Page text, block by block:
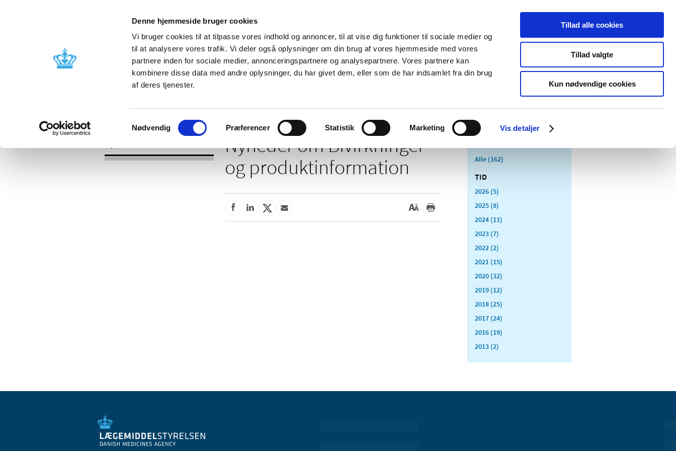
Denne hjemmeside bruger cookies
Vi bruger cookies til at tilpasse vores indhold og annoncer, til at vise dig funktioner til sociale medier og
til at analysere vores trafik. Vi deler også oplysninger om din brug af vores hjemmeside med vores
partnere inden for sociale medier, annonceringspartnere og analysepartnere. Vores partnere kan
kombinere disse data med andre oplysninger, du har givet dem, eller som de har indsamlet fra din brug
af deres tjenester.
Samtykkevalg
Nødvendig Præferencer Statistik Marketing Vis detaljer
Tillad alle cookies
Tillad valgte
Kun nødvendige cookies
Nyheder Om os Kontakt Udgivelser
Godkendelse og
Bivirkninger og
produktinformation
Tilskud og
Apoteker og salg af
Medicinsk
Særlige
produktområder
Nyheder om Bivirkninger
og produktinformation
Alle (162)
TID
2026 (5)
2025 (8)
2024 (11)
2023 (7)
2022 (2)
2021 (15)
2020 (32)
2019 (12)
2018 (25)
2017 (24)
2016 (19)
2013 (2)